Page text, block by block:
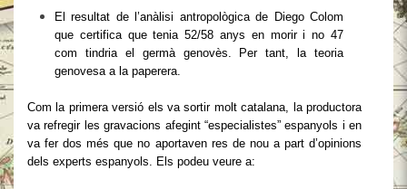
El resultat de l’anàlisi antropològica de Diego Colom
que certifica que tenia 52/58 anys en morir i no 47
com tindria el germà genovès. Per tant, la teoria
genovesa a la paperera.
Com la primera versió els va sortir molt catalana, la productora
va refregir les gravacions afegint “especialistes” espanyols i en
va fer dos més que no aportaven res de nou a part d’opinions
dels experts espanyols. Els podeu veure a: